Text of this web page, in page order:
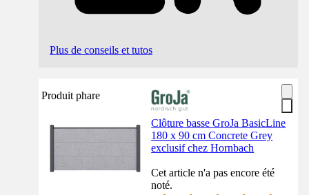
Plus de conseils et tutos
Produit phare
Clôture basse GroJa BasicLine
180 x 90 cm Concrete Grey
exclusif chez Hornbach
Cet article n'a pas encore été
noté.